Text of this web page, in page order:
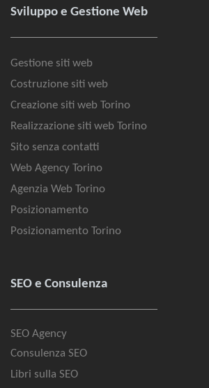
Sviluppo e Gestione Web
Gestione siti web
Costruzione siti web
Creazione siti web Torino
Realizzazione siti web Torino
Sito senza contatti
Web Agency Torino
Agenzia Web Torino
Posizionamento
Posizionamento Torino
SEO e Consulenza
SEO Agency
Consulenza SEO
Libri sulla SEO